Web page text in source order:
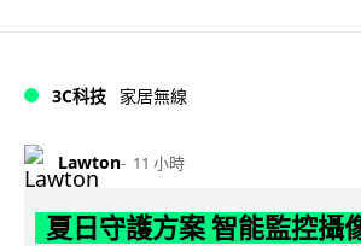
3C科技 家居無線
Lawton 11 小時
夏日守護方案 智能監控攝